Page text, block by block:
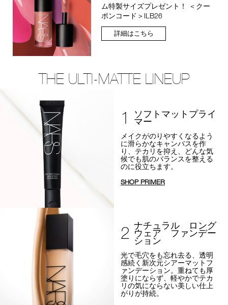
ム特製サイズプレゼント！ ＜クー
ポンコード＞ILB26
詳細はこちら
THE ULTI-MATTE LINEUP
1 ソフトマットプライ
マー
メイクがのりやすくなるよう
に滑らかなキャンバスを作
り、テカリを抑え、
どんな気
候でも肌のバランスを整える
のに役立ちます。
SHOP PRIMER
2 ナチュラル ロング
ウェア ファンデー
ション
光で毛穴をも忘れ去る、透明
感続く新次元シアーマットフ
ァンデーション。 重ねても厚
塗りにならず、軽やかでテカ
リの気にならない美しい仕上
がりが持続。